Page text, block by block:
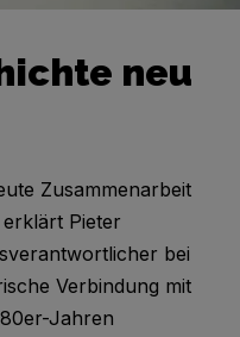
neu
Zusammenarbeit
Pieter
bei
Verbindung mit
Jahren